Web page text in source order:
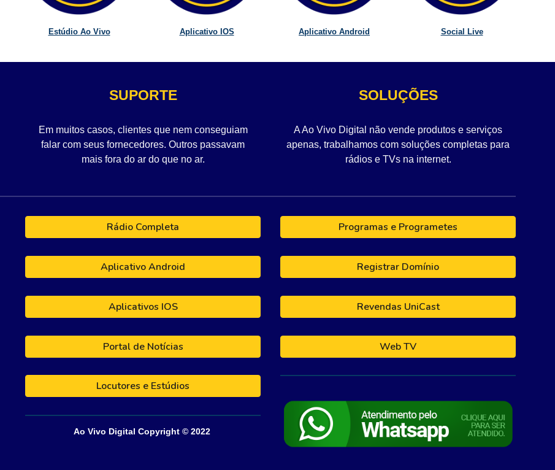
Estúdio Ao Vivo Aplicativo IOS Aplicativo Android Social Live
SUPORTE
Em muitos casos, clientes que nem conseguiam
falar com seus fornecedores. Outros passavam
mais fora do ar do que no ar.
SOLUÇÕES
A Ao Vivo Digital não vende produtos e serviços
apenas, trabalhamos com soluções completas para
rádios e TVs na internet.
Rádio Completa
Aplicativo Android
Aplicativos IOS
Portal de Notícias
Locutores e Estúdios
Ao Vivo Digital Copyright © 2022
Programas e Programetes
Registrar Domínio
Revendas UniCast
Web TV